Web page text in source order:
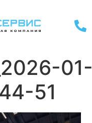
01-
51